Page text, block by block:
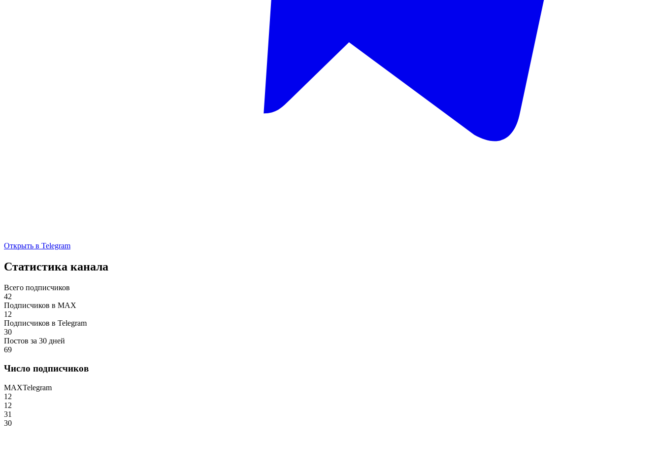
Открыть в Telegram
Статистика канала
Всего подписчиков
42
Подписчиков в MAX
12
Подписчиков в Telegram
30
Постов за 30 дней
69
Число подписчиков
MAXTelegram
12
12
31
30